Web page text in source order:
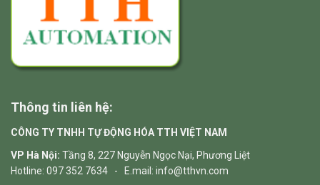
Thông tin liên hệ:
CÔNG TY TNHH TỰ ĐỘNG HÓA TTH VIỆT NAM
VP Hà Nội: Tầng 8, 227 Nguyễn Ngọc Nại, Phương Liệt
Hotline: 097 352 7634 - E.mail: info@tthvn.com